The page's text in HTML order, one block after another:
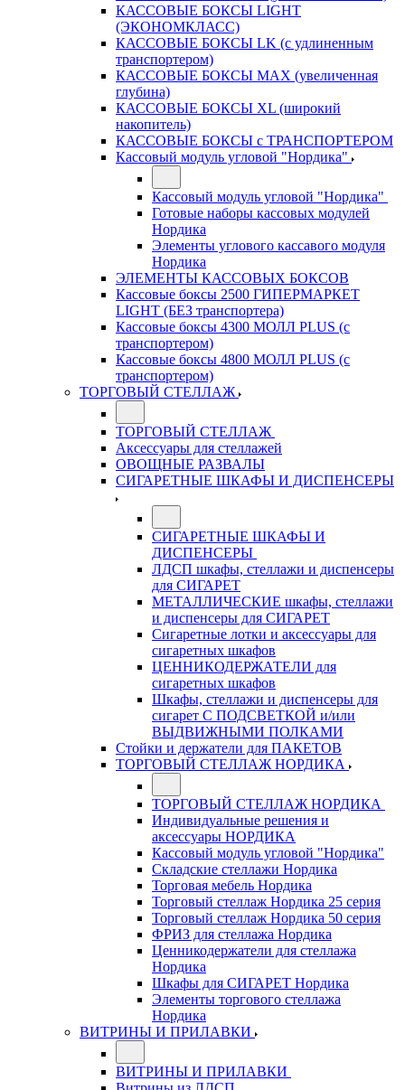
КАССОВЫЕ БОКСЫ LIGHT
(ЭКОНОМКЛАСС)
КАССОВЫЕ БОКСЫ LK (с удлиненным
транспортером)
КАССОВЫЕ БОКСЫ MAX (увеличенная
глубина)
КАССОВЫЕ БОКСЫ XL (широкий
накопитель)
КАССОВЫЕ БОКСЫ с ТРАНСПОРТЕРОМ
Кассовый модуль угловой "Нордика"
Кассовый модуль угловой "Нордика"
Готовые наборы кассовых модулей
Нордика
Элементы углового кассавого модуля
Нордика
ЭЛЕМЕНТЫ КАССОВЫХ БОКСОВ
Кассовые боксы 2500 ГИПЕРМАРКЕТ
LIGHT (БЕЗ транспортера)
Кассовые боксы 4300 МОЛЛ PLUS (с
транспортером)
Кассовые боксы 4800 МОЛЛ PLUS (с
транспортером)
ТОРГОВЫЙ СТЕЛЛАЖ
ТОРГОВЫЙ СТЕЛЛАЖ
Аксессуары для стеллажей
ОВОЩНЫЕ РАЗВАЛЫ
СИГАРЕТНЫЕ ШКАФЫ И ДИСПЕНСЕРЫ
СИГАРЕТНЫЕ ШКАФЫ И
ДИСПЕНСЕРЫ
ЛДСП шкафы, стеллажи и диспенсеры
для СИГАРЕТ
МЕТАЛЛИЧЕСКИЕ шкафы, стеллажи
и диспенсеры для СИГАРЕТ
Сигаретные лотки и аксессуары для
сигаретных шкафов
ЦЕННИКОДЕРЖАТЕЛИ для
сигаретных шкафов
Шкафы, стеллажи и диспенсеры для
сигарет С ПОДСВЕТКОЙ и/или
ВЫДВИЖНЫМИ ПОЛКАМИ
Стойки и держатели для ПАКЕТОВ
ТОРГОВЫЙ СТЕЛЛАЖ НОРДИКА
ТОРГОВЫЙ СТЕЛЛАЖ НОРДИКА
Индивидуальные решения и
аксессуары НОРДИКА
Кассовый модуль угловой "Нордика"
Складские стеллажи Нордика
Торговая мебель Нордика
Торговый стеллаж Нордика 25 серия
Торговый стеллаж Нордика 50 серия
ФРИЗ для стеллажа Нордика
Ценникодержатели для стеллажа
Нордика
Шкафы для СИГАРЕТ Нордика
Элементы торгового стеллажа
Нордика
ВИТРИНЫ И ПРИЛАВКИ
ВИТРИНЫ И ПРИЛАВКИ